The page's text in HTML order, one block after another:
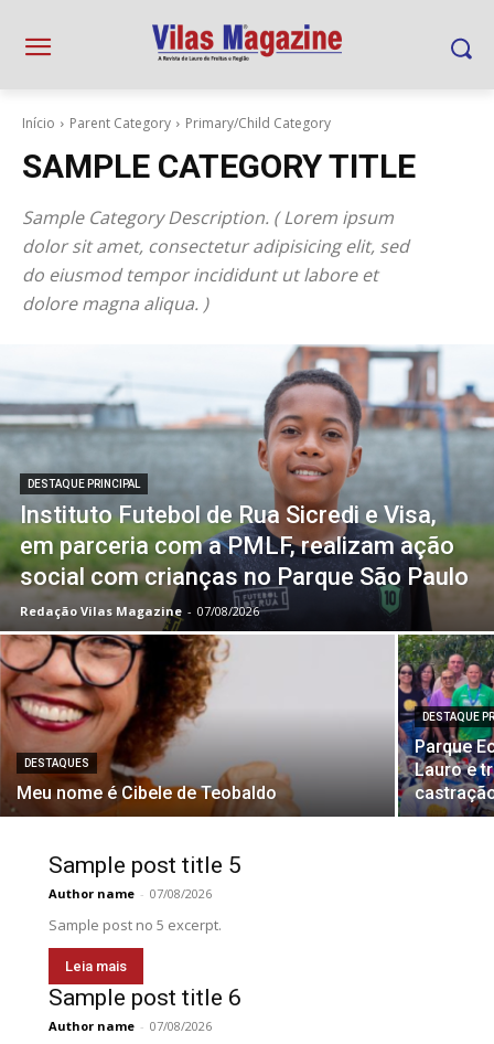
Início Parent Category Primary/Child Category
SAMPLE CATEGORY TITLE
Sample Category Description. ( Lorem ipsum
dolor sit amet, consectetur adipisicing elit, sed
do eiusmod tempor incididunt ut labore et
dolore magna aliqua. )
DESTAQUE PRINCIPAL
Instituto Futebol de Rua Sicredi e Visa,
em parceria com a PMLF, realizam ação
social com crianças no Parque São Paulo
Redação Vilas Magazine - 07/08/2026
DESTAQUES
Meu nome é Cibele de Teobaldo
DESTAQUE
Parque
Lauro e
Sample post title 5
Author name - 07/08/2026
Sample post no 5 excerpt.
Leia mais
Sample post title 6
Author name - 07/08/2026